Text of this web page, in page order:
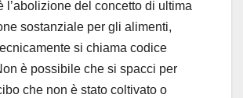
l’abolizione del concetto di ultima
sostanziale per gli alimenti,
si chiama codice
è possibile che si spacci per
che non è stato coltivato o